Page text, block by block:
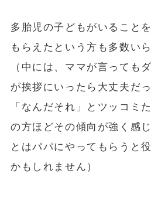
多胎児の子どもがいること
もらえたという方も多数い
（中には、ママが言っても
が挨拶にいったら大丈夫だ
「なんだそれ」とツッコミ
の方ほどその傾向が強く感
とはパパにやってもらうと
かもしれません）